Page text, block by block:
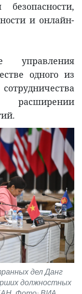
и онлайн-
управления
одного из
дел Данг
должностных